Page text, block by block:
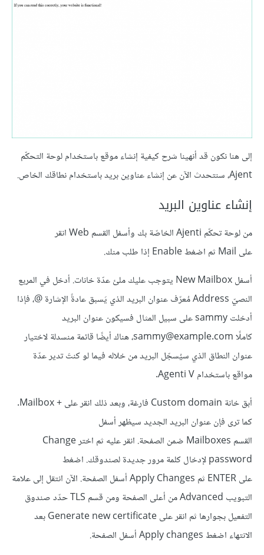
إلى هنا نكون قد أنهينا شرح كيفية إنشاء موقع باستخدام لوحة التحكّم
Ajent، سنتحدث الآن عن إنشاء عناوين بريد باستخدام نطاقك الخاص.
إنشاء عناوين البريد
من لوحة تحكّم Ajenti الخاصّة بك وأسفل القسم Web انقر
على Mail ثم اضغط Enable إذا طلب منك.
أسفل New Mailbox يتوجب عليك ملئ عدّة خانات. أدخل في المربع
النصيّ Address مُعرّف عنوان البريد الذي يَسبق عادةً الإشارة @، فإذا
أدخلت sammy على سبيل المثال فسيكون عنوان البريد
كاملًا sammy@example.com، هناك أيضًا قائمة منسدلة لاختيار
عنوان النطاق الذي سيُسجّل البريد من خلاله فيما لو كنتَ تدير عدّة
مواقع باستخدام Agenti V.
أبق خانة Custom domain فارغة، وبعد ذلك انقر على + Mailbox.
كما ترى فإن عنوان البريد الجديد سيظهر أسفل
القسم Mailboxes ضمن الصفحة. انقر عليه ثم اختر Change
password لإدخال كلمة مرور جديدة لصندوقك. اضغط
على ENTER ثم Apply Changes أسفل الصفحة. الآن انتقل إلى علامة
التبويب Advanced من أعلى الصفحة ومن قسم TLS حدّد صندوق
التفعيل بجوارها ثم انقر على Generate new certificate بعد
الانتهاء اضغط Apply changes أسفل الصفحة.